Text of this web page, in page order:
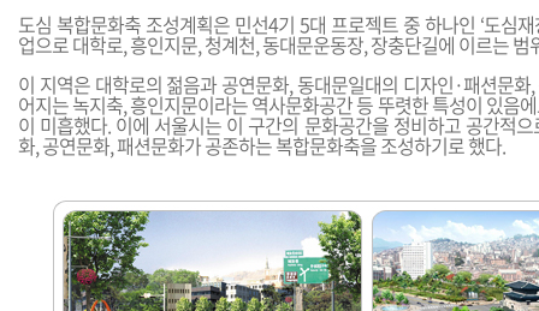
도심 복합문화축 조성계획은 민선4기 5대 프로젝트 중 하나인 ‘도심
업으로 대학로, 흥인지문, 청계천, 동대문운동장, 장충단길에 이르는 범
이 지역은 대학로의 젊음과 공연문화, 동대문일대의 디자인·패션문
어지는 녹지축, 흥인지문이라는 역사문화공간 등 뚜렷한 특성이 있음
이 미흡했다. 이에 서울시는 이 구간의 문화공간을 정비하고 공간적
화, 공연문화, 패션문화가 공존하는 복합문화축을 조성하기로 했다.